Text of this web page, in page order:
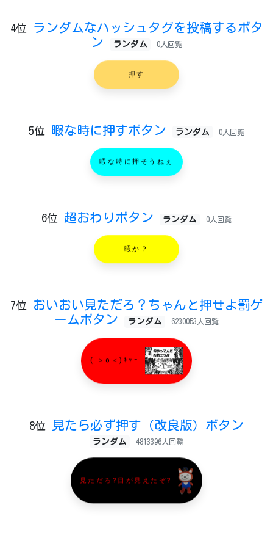
4位
ランダムなハッシュタグを投稿するボタ
ン
ランダム 0人回覧
押す
5位 暇な時に押すボタン ランダム 0人回覧
暇な時に押そうねぇ
6位 超おわりボタン ランダム 0人回覧
暇か？
7位
おいおい見ただろ？ちゃんと押せよ罰ゲ
ームボタン
ランダム 6230053人回覧
( ＞o＜)ｷｬｰ
8位 見たら必ず押す（改良版）ボタン
ランダム 4813396人回覧
見ただろ?目が見えたぞ?